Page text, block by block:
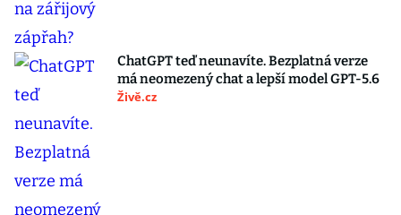
ChatGPT teď neunavíte. Bezplatná verze
má neomezený chat a lepší model GPT-5.6
Živě.cz